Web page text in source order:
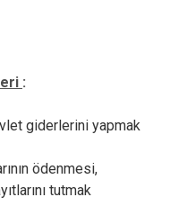
:
giderlerini yapmak
ödenmesi,
tutmak